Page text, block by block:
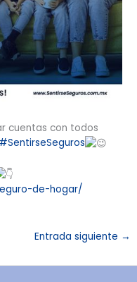
cuentas con todos
#SentirseSeguros
de-hogar/
Entrada siguiente →